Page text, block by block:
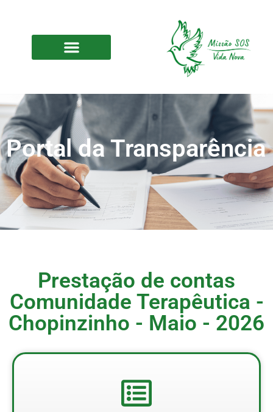
Portal da Transparência
Prestação de contas
Comunidade Terapêutica -
Chopinzinho - Maio - 2026